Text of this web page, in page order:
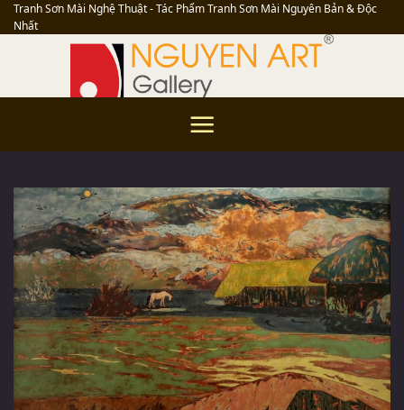
Skip
to
Tranh Sơn Mài Nghệ Thuật - Tác Phẩm Tranh Sơn Mài Nguyên Bản & Độc
Nhất